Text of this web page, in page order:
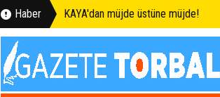
Haber KAYA'dan müjde üstüne müjde!